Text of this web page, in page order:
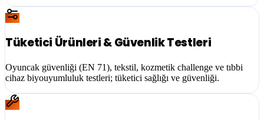
Tüketici Ürünleri & Güvenlik Testleri
Oyuncak güvenliği (EN 71), tekstil, kozmetik challenge ve tıbbi
cihaz biyouyumluluk testleri; tüketici sağlığı ve güvenliği.